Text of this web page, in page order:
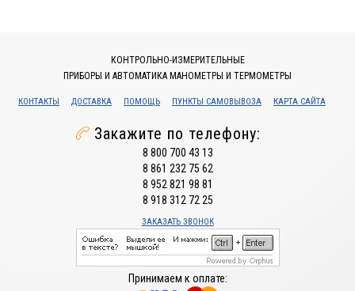
КОНТРОЛЬНО-ИЗМЕРИТЕЛЬНЫЕ
ПРИБОРЫ И АВТОМАТИКА МАНОМЕТРЫ И ТЕРМОМЕТРЫ
КОНТАКТЫ ДОСТАВКА ПОМОЩЬ ПУНКТЫ САМОВЫВОЗА КАРТА САЙТА
Закажите по телефону:
8 800 700 43 13
8 861 232 75 62
8 952 821 98 81
8 918 312 72 25
ЗАКАЗАТЬ ЗВОНОК
Принимаем к оплате: